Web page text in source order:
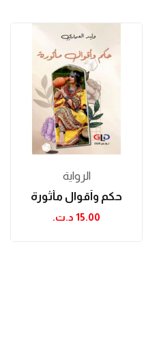
الرواية
حكم وأقوال مأثورة
15.00 د.ت.‏